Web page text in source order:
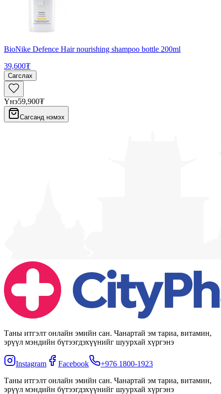
BioNike Defence Hair nourishing shampoo bottle 200ml
39,600₮
Сагслах
Үнэ59,900₮
Сагсанд нэмэх
Таны итгэлт онлайн эмийн сан. Чанартай эм тариа, витамин,
эрүүл мэндийн бүтээгдэхүүнийг шуурхай хүргэнэ
Instagram Facebook
+976 1800-1923
Таны итгэлт онлайн эмийн сан. Чанартай эм тариа, витамин,
эрүүл мэндийн бүтээгдэхүүнийг шуурхай хүргэнэ